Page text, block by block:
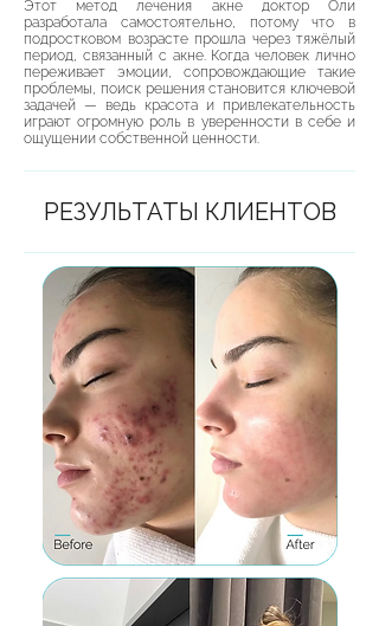
Этот метод лечения акне доктор Оли
разработала самостоятельно, потому что в
подростковом возрасте прошла через тяжёлый
период, связанный с акне. Когда человек лично
переживает эмоции, сопровождающие такие
проблемы, поиск решения становится ключевой
задачей — ведь красота и привлекательность
играют огромную роль в уверенности в себе и
ощущении собственной ценности.
РЕЗУЛЬТАТЫ КЛИЕНТОВ